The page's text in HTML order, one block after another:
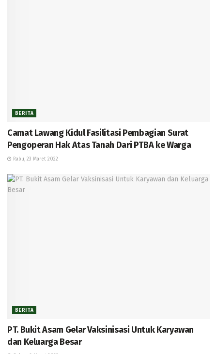
BERITA
Camat Lawang Kidul Fasilitasi Pembagian Surat
Pengoperan Hak Atas Tanah Dari PTBA ke Warga
Rabu, 23 Maret 2022
BERITA
PT. Bukit Asam Gelar Vaksinisasi Untuk Karyawan
dan Keluarga Besar